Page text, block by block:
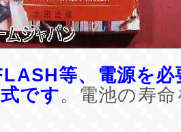
等、電源を
です。電池の寿